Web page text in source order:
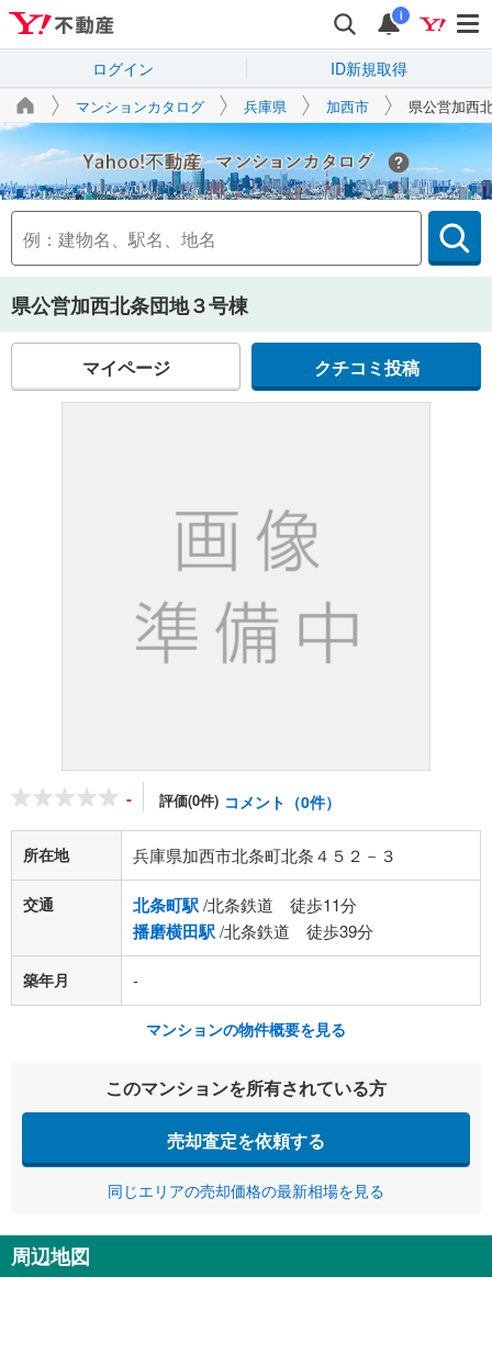
i
ログイン ID新規取得
マンションカタログ 兵庫県 加西市 県公営加西
Yahoo!不動産
県公営加西北条団地３号棟
マイページ クチコミ投稿
- 評価(0件) コメント（0件）
所在地 兵庫県加西市北条町北条４５２－３
交通 北条町駅/北条鉄道 徒歩11分
播磨横田駅/北条鉄道 徒歩39分
築年月 -
マンションの物件概要を見る
このマンションを所有されている方
売却査定を依頼する
同じエリアの売却価格の最新相場を見る
周辺地図